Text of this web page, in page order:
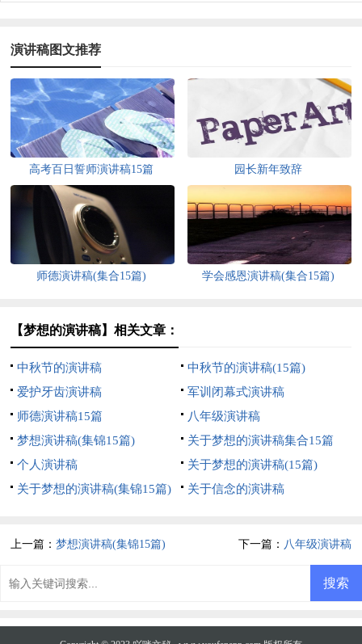
演讲稿图文推荐
高考百日誓师演讲稿15篇 园长新年致辞
师德演讲稿(集合15篇) 学会感恩演讲稿(集合15篇)
【梦想的演讲稿】相关文章：
中秋节的演讲稿
中秋节的演讲稿(15篇)
爱护牙齿演讲稿
军训闭幕式演讲稿
师德演讲稿15篇
八年级演讲稿
梦想演讲稿(集锦15篇)
关于梦想的演讲稿集合15篇
个人演讲稿
关于梦想的演讲稿(15篇)
关于梦想的演讲稿(集锦15篇)
关于信念的演讲稿
上一篇：梦想演讲稿(集锦15篇) 下一篇： 八年级演讲稿